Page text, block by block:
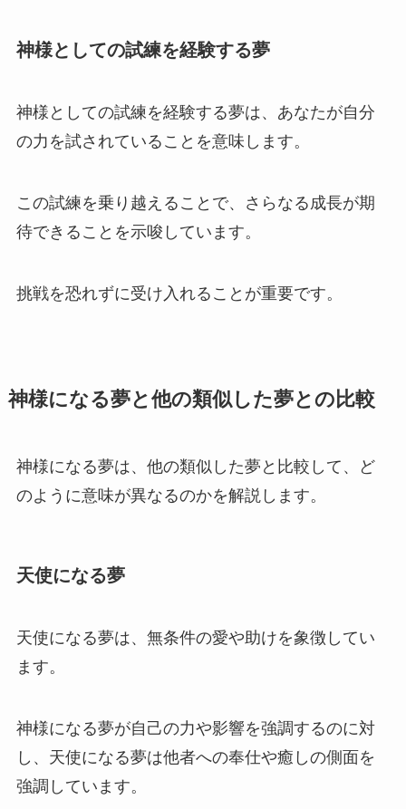
神様としての試練を経験する夢
神様としての試練を経験する夢は、あなたが自分
の力を試されていることを意味します。
この試練を乗り越えることで、さらなる成長が期
待できることを示唆しています。
挑戦を恐れずに受け入れることが重要です。
神様になる夢と他の類似した夢との比較
神様になる夢は、他の類似した夢と比較して、ど
のように意味が異なるのかを解説します。
天使になる夢
天使になる夢は、無条件の愛や助けを象徴してい
ます。
神様になる夢が自己の力や影響を強調するのに対
し、天使になる夢は他者への奉仕や癒しの側面を
強調しています。